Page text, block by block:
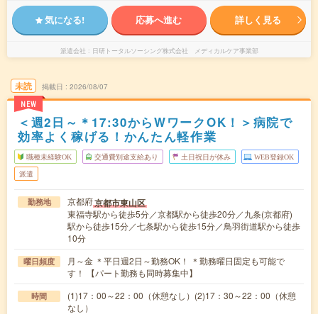
気になる! 応募へ進む 詳しく見る
派遣会社 日研トータルソーシング株式会社 メディカルケア事業部
未読
NEW
掲載日 2026/08/07
＜週2日～＊17:30からWワークOK！＞病院で
効率よく稼げる！かんたん軽作業
職種未経験OK 交通費別途支給あり 土日祝日が休み WEB登録OK
派遣
勤務地 京都府京都市東山区
東福寺駅から徒歩5分／京都駅から徒歩20分／九条(京都府)
駅から徒歩15分／七条駅から徒歩15分／鳥羽街道駅から徒歩
10分
曜日頻度
月～金 ＊平日週2日～勤務OK！ ＊勤務曜日固定も可能で
す！ 【パート勤務も同時募集中】
時間
(1)17：00～22：00（休憩なし）(2)17：30～22：00（休憩
なし）